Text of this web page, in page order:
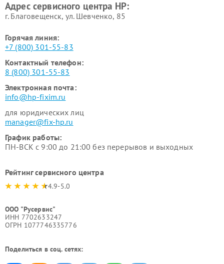
Адрес сервисного центра HP:
г. Благовещенск, ул. Шевченко, 85
Горячая линия:
+7 (800) 301-55-83
Контактный телефон:
8 (800) 301-55-83
Электронная почта:
info@hp-fixim.ru
для юридических лиц
manager@fix-hp.ru
График работы:
ПН-ВСК с 9:00 до 21:00 без перерывов и выходных
Рейтинг сервисного центра
4.9-5.0
ООО "Русервис"
ИНН 7702633247
ОГРН 1077746335776
Поделиться в соц. сетях: